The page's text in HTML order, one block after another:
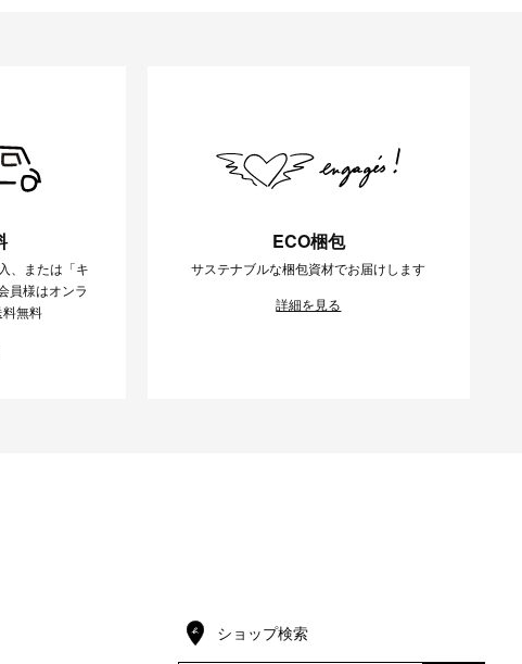
、または「キ
員様はオンラ
無料
ECO梱包
サステナブルな梱包資材でお届けします
詳細を見る
ショップ検索